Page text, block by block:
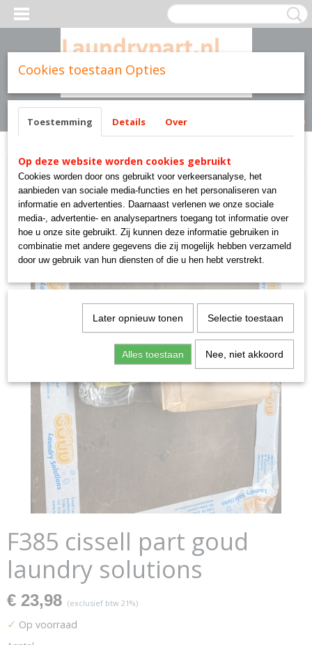
Inloggen Registreren
(0)
Home >Cissell parts>F385 cissell part goud laundry solutions
F385 cissell part goud
laundry solutions
€ 23,98 (exclusief btw 21%)
✓ Op voorraad
Cookies toestaan Opties
Toestemming Details Over
Op deze website worden cookies gebruikt
Cookies worden door ons gebruikt voor verkeersanalyse, het
aanbieden van sociale media-functies en het personaliseren van
informatie en advertenties. Daarnaast verlenen we onze sociale
media-, advertentie- en analysepartners toegang tot informatie over
hoe u onze site gebruikt. Zij kunnen deze informatie gebruiken in
combinatie met andere gegevens die zij mogelijk hebben verzameld
door uw gebruik van hun diensten of die u hen hebt verstrekt.
Later opnieuw tonen Selectie toestaan
Alles toestaan Nee, niet akkoord